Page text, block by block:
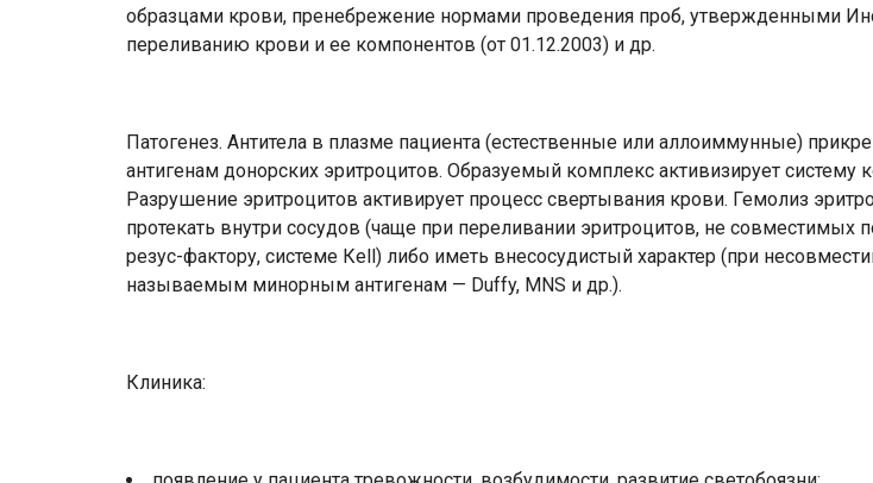
образцами крови, пренебрежение нормами проведения проб, утвержденными
переливанию крови и ее компонентов (от 01.12.2003) и др.
Патогенез. Антитела в плазме пациента (естественные или аллоиммунные)
антигенам донорских эритроцитов. Образуемый комплекс активизирует систему
Разрушение эритроцитов активирует процесс свертывания крови. Гемолиз
протекать внутри сосудов (чаще при переливании эритроцитов, не совместимых
резус-фактору, системе Кеll) либо иметь внесосудистый характер (при
называемым минорным антигенам — Duffy, MNS и др.).
Клиника: